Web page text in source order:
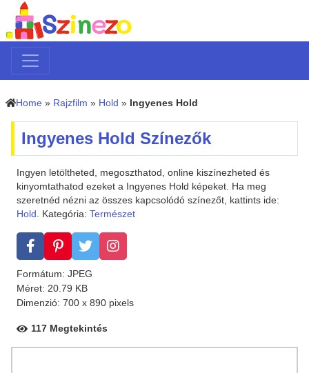
Home » Rajzfilm » Hold » Ingyenes Hold
Ingyenes Hold Színezők
Ingyen letöltheted, megoszthatod, online kiszínezheted és
kinyomtathatod ezeket a Ingyenes Hold képeket. Ha meg
szeretnéd nézni az összes kapcsolódó színezőt, kattints ide:
Hold . Kategória: Természet
Formátum: JPEG
Méret: 20.79 KB
Dimenzió: 700 x 890 pixels
117 Megtekintés